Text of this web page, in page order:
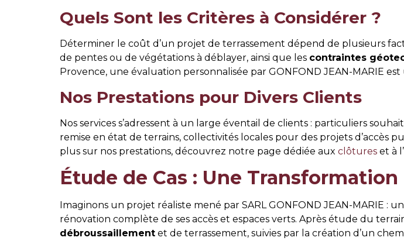
Quels Sont les Critères à Considérer ?
Déterminer le coût d’un projet de terrassement dépend de plusieurs
de pentes ou de végétations à déblayer, ainsi que les contraintes
Provence, une évaluation personnalisée par GONFOND JEAN-MARIE
Nos Prestations pour Divers Clients
Nos services s’adressent à un large éventail de clients : particuliers
remise en état de terrains, collectivités locales pour des projets d’accès
plus sur nos prestations, découvrez notre page dédiée aux clôtures et à l’
Étude de Cas : Une Transformation
Imaginons un projet réaliste mené par SARL GONFOND JEAN-MARIE :
rénovation complète de ses accès et espaces verts. Après étude du
débroussaillement et de terrassement, suivies par la création d’un